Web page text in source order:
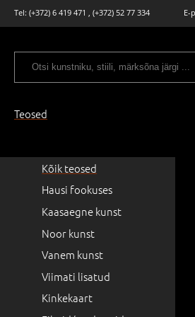
Tel: (+372) 6 419 471 , (+372) 52 77 334 E-
Teosed
Kõik teosed
Hausi fookuses
Kaasaegne kunst
Noor kunst
Vanem kunst
Viimati lisatud
Kinkekaart